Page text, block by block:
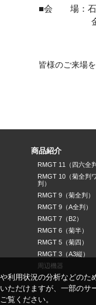
利用状況の分析などの
ただけますが、一部の
覧ください。
会 場：石
金沢市
皆様のご来場
商品紹介
RMGT 11（四六全判
RMGT 10（菊全判
判）
RMGT 9（菊全判）
RMGT 9（A全判）
RMGT 7（B2）
RMGT 6（菊半）
RMGT 5（菊四）
RMGT 3（A3縦）
周辺機器